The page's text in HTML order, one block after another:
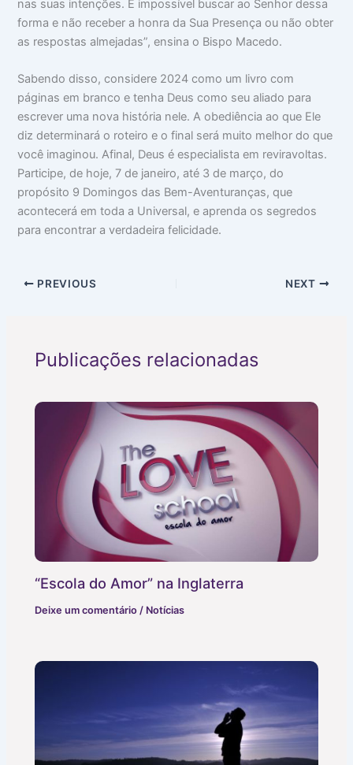
nas suas intenções. É impossível buscar ao Senhor dessa
forma e não receber a honra da Sua Presença ou não obter
as respostas almejadas”, ensina o Bispo Macedo.
Sabendo disso, considere 2024 como um livro com
páginas em branco e tenha Deus como seu aliado para
escrever uma nova história nele. A obediência ao que Ele
diz determinará o roteiro e o final será muito melhor do que
você imaginou. Afinal, Deus é especialista em reviravoltas.
Participe, de hoje, 7 de janeiro, até 3 de março, do
propósito 9 Domingos das Bem-Aventuranças, que
acontecerá em toda a Universal, e aprenda os segredos
para encontrar a verdadeira felicidade.
PREVIOUS NEXT
Publicações relacionadas
“Escola do Amor” na Inglaterra
Deixe um comentário / Notícias